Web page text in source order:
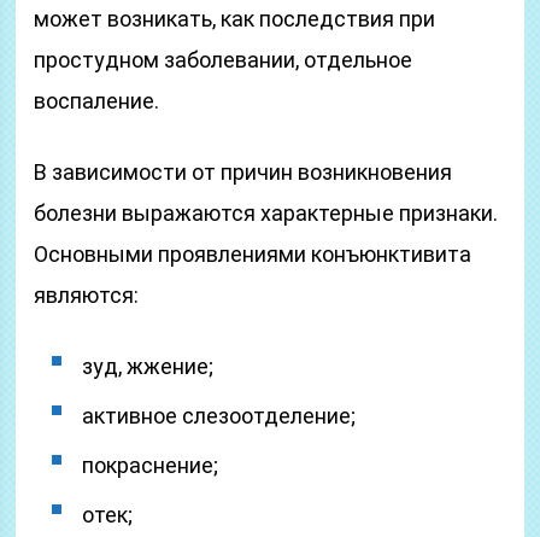
может возникать, как последствия при
простудном заболевании, отдельное
воспаление.
В зависимости от причин возникновения
болезни выражаются характерные признаки.
Основными проявлениями конъюнктивита
являются:
зуд, жжение;
активное слезоотделение;
покраснение;
отек;